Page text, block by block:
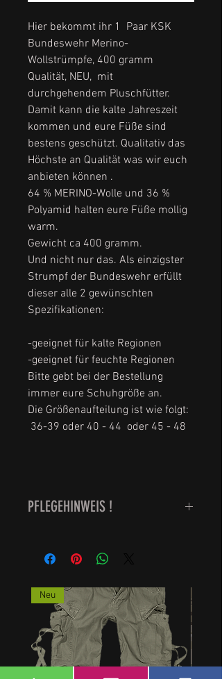
Hier bekommt ihr 1 Paar KSK
Bundeswehr Merino-
Wollstrümpfe, 400 gramm
Qualität, NEU, mit
durchgehendem Pluschfütter.
Damit kann die kalte Jahreszeit
kommen und eure Füße sind
bestens geschützt. Qualitativ das
Höchste an Qualität was wir euch
anbieten können .
64 % MERINO-Wolle und 36 %
Polyamid halten eure Füße mollig
warm.
Gewicht ca 400 gramm.
Und nicht nur das. Als einzigster
Strumpf der Bundeswehr erfüllt
dieser alle 2 gewünschten
Spezifikationen:
-geeignet für kalte Regionen
-geeignet für feuchte Regionen
Bitte gebt bei der Bestellung
immer eure Schuhgröße an.
Die Größenaufteilung ist wie folgt:
36-39 oder 40 - 44 oder 45 - 48
PFLEGEHINWEIS !
den Trockner verwenden sondern
Qualität der Strümpfe
Neu